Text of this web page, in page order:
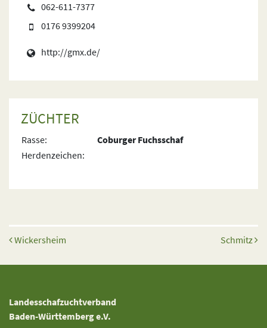
062-611-7377
0176 9399204
http://gmx.de/
ZÜCHTER
Rasse:
Coburger Fuchsschaf
Herdenzeichen:
Beitrags-Navigation
Wickersheim Schmitz
Landesschafzuchtverband
Baden-Württemberg e.V.